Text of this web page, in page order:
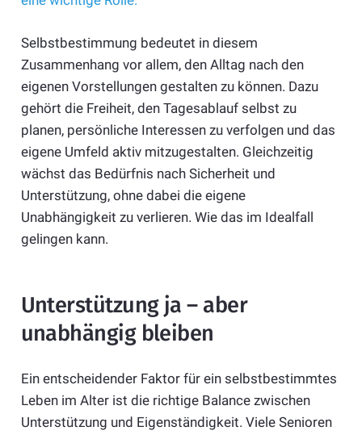
Selbstbestimmung bedeutet in diesem
Zusammenhang vor allem, den Alltag nach den
eigenen Vorstellungen gestalten zu können. Dazu
gehört die Freiheit, den Tagesablauf selbst zu
planen, persönliche Interessen zu verfolgen und das
eigene Umfeld aktiv mitzugestalten. Gleichzeitig
wächst das Bedürfnis nach Sicherheit und
Unterstützung, ohne dabei die eigene
Unabhängigkeit zu verlieren. Wie das im Idealfall
gelingen kann.
Unterstützung ja – aber
unabhängig bleiben
Ein entscheidender Faktor für ein selbstbestimmtes
Leben im Alter ist die richtige Balance zwischen
Unterstützung und Eigenständigkeit. Viele Senioren